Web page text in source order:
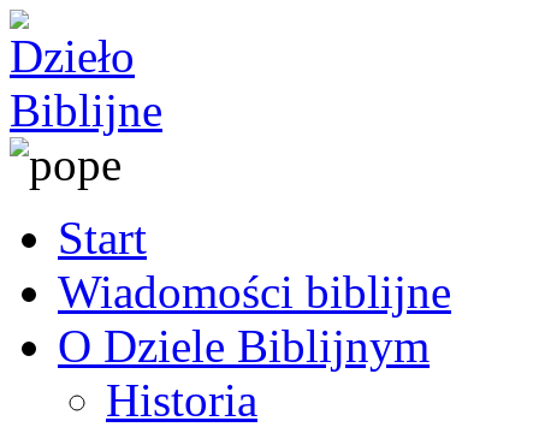
Start
Wiadomości biblijne
O Dziele Biblijnym
Historia